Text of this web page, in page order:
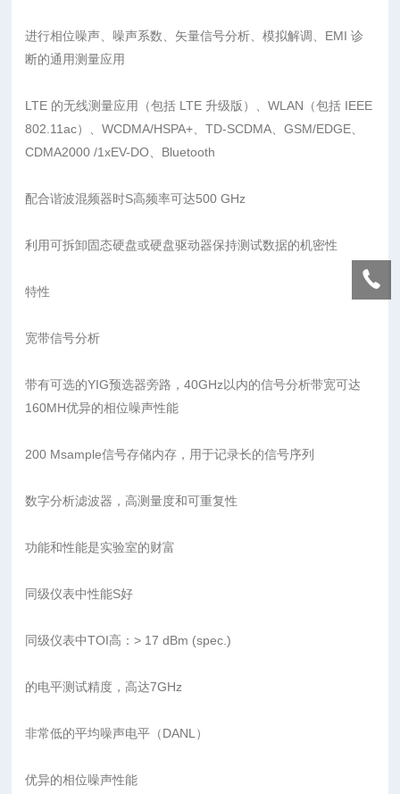
进行相位噪声、噪声系数、矢量信号分析、模拟解调、EMI 诊
断的通用测量应用
LTE 的无线测量应用（包括 LTE 升级版）、WLAN（包括 IEEE
802.11ac）、WCDMA/HSPA+、TD-SCDMA、GSM/EDGE、
CDMA2000 /1xEV-DO、Bluetooth
配合谐波混频器时S高频率可达500 GHz
利用可拆卸固态硬盘或硬盘驱动器保持测试数据的机密性
特性
宽带信号分析
带有可选的YIG预选器旁路，40GHz以内的信号分析带宽可达
160MH优异的相位噪声性能
200 Msample信号存储内存，用于记录长的信号序列
数字分析滤波器，高测量度和可重复性
功能和性能是实验室的财富
同级仪表中性能S好
同级仪表中TOI高：> 17 dBm (spec.)
的电平测试精度，高达7GHz
非常低的平均噪声电平（DANL）
优异的相位噪声性能